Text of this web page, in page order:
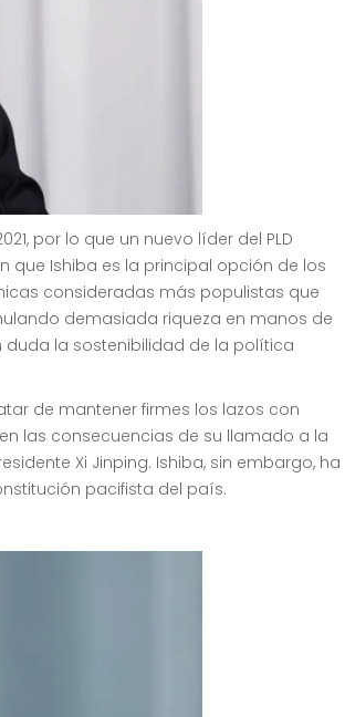
por lo que un nuevo líder del PLD
que Ishiba es la principal opción de los
consideradas más populistas que
demasiada riqueza en manos de
duda la sostenibilidad de la política
de mantener firmes los lazos con
las consecuencias de su llamado a la
Xi Jinping. Ishiba, sin embargo, ha
pacifista del país.